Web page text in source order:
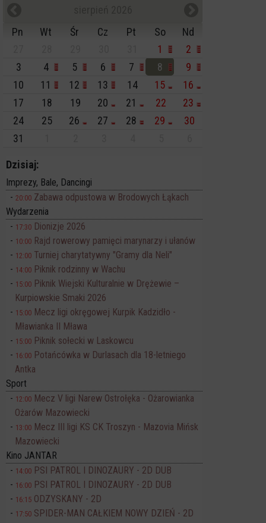
Pn
Wt Śr Cz Pt So
Nd
1
2
3
4 5 6 7 8
9
10
11 12 13 14 15
16
17
18 19 20 21 22
23
24
25 26 27 28 29
30
31
Dzisiaj:
Imprezy, Bale, Dancingi
20:00 Zabawa odpustowa w Brodowych Łąkach
Wydarzenia
17:30 Dionizje 2026
10:00 Rajd rowerowy pamięci marynarzy i ułanów
12:00 Turniej charytatywny "Gramy dla Neli"
14:00 Piknik rodzinny w Wachu
15:00 Piknik Wiejski Kulturalnie w Drężewie –
Kurpiowskie Smaki 2026
15:00 Mecz ligi okręgowej Kurpik Kadzidło -
Mławianka II Mława
15:00 Piknik sołecki w Laskowcu
16:00 Potańcówka w Durlasach dla 18-letniego
Antka
Sport
12:00 Mecz V ligi Narew Ostrołęka - Ożarowianka
Ożarów Mazowiecki
13:00 Mecz III ligi KS CK Troszyn - Mazovia Mińsk
Mazowiecki
Kino JANTAR
14:00 PSI PATROL I DINOZAURY - 2D DUB
16:00 PSI PATROL I DINOZAURY - 2D DUB
16:15 ODZYSKANY - 2D
17:50 SPIDER-MAN CAŁKIEM NOWY DZIEŃ - 2D